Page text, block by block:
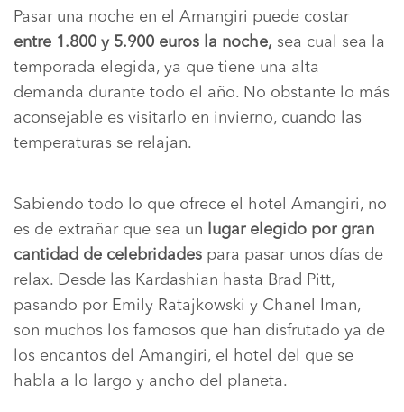
Pasar una noche en el Amangiri puede costar
entre 1.800 y 5.900 euros la noche, sea cual sea la
temporada elegida, ya que tiene una alta
demanda durante todo el año. No obstante lo más
aconsejable es visitarlo en invierno, cuando las
temperaturas se relajan.
Sabiendo todo lo que ofrece el hotel Amangiri, no
es de extrañar que sea un
lugar elegido por gran
cantidad de celebridades para pasar unos días de
relax. Desde las Kardashian hasta Brad Pitt,
pasando por Emily Ratajkowski y Chanel Iman,
son muchos los famosos que han disfrutado ya de
los encantos del Amangiri, el hotel del que se
habla a lo largo y ancho del planeta.